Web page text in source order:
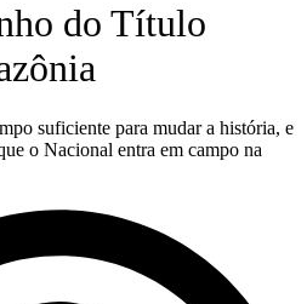
do Título
suficiente para mudar a história, e
o Nacional entra em campo na